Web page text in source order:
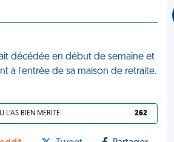
décédée en début de semaine et
à l'entrée de sa maison de retraite.
TU L'AS BIEN MÉRITÉ 262